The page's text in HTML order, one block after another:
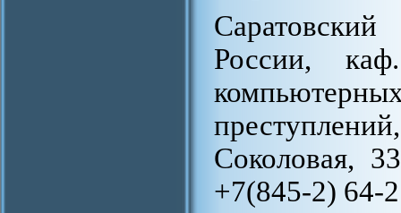
России,
Соколовая,
+7(845-2) 64-